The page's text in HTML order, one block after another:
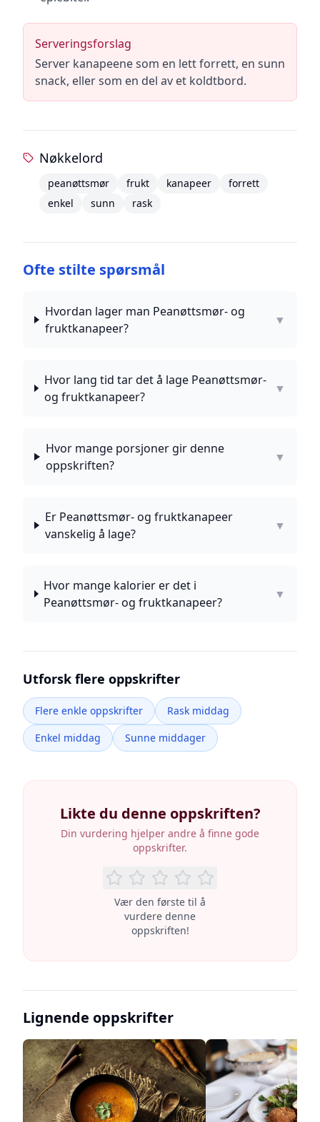
Serveringsforslag
Server kanapeene som en lett forrett, en sunn
snack, eller som en del av et koldtbord.
Nøkkelord
peanøttsmør frukt kanapeer
forrett
enkel
sunn rask
Ofte stilte spørsmål
Hvordan lager man Peanøttsmør- og
fruktkanapeer?
▼
Hvor lang tid tar det å lage Peanøttsmør-
og fruktkanapeer?
▼
Hvor mange porsjoner gir denne
oppskriften?
▼
Er Peanøttsmør- og fruktkanapeer
vanskelig å lage?
▼
Hvor mange kalorier er det i
Peanøttsmør- og fruktkanapeer?
▼
Utforsk flere oppskrifter
Flere enkle oppskrifter
Rask middag
Enkel middag
Sunne middager
Likte du denne oppskriften?
Din vurdering hjelper andre å finne gode
oppskrifter.
Vær den første til å
vurdere denne
oppskriften!
Lignende oppskrifter